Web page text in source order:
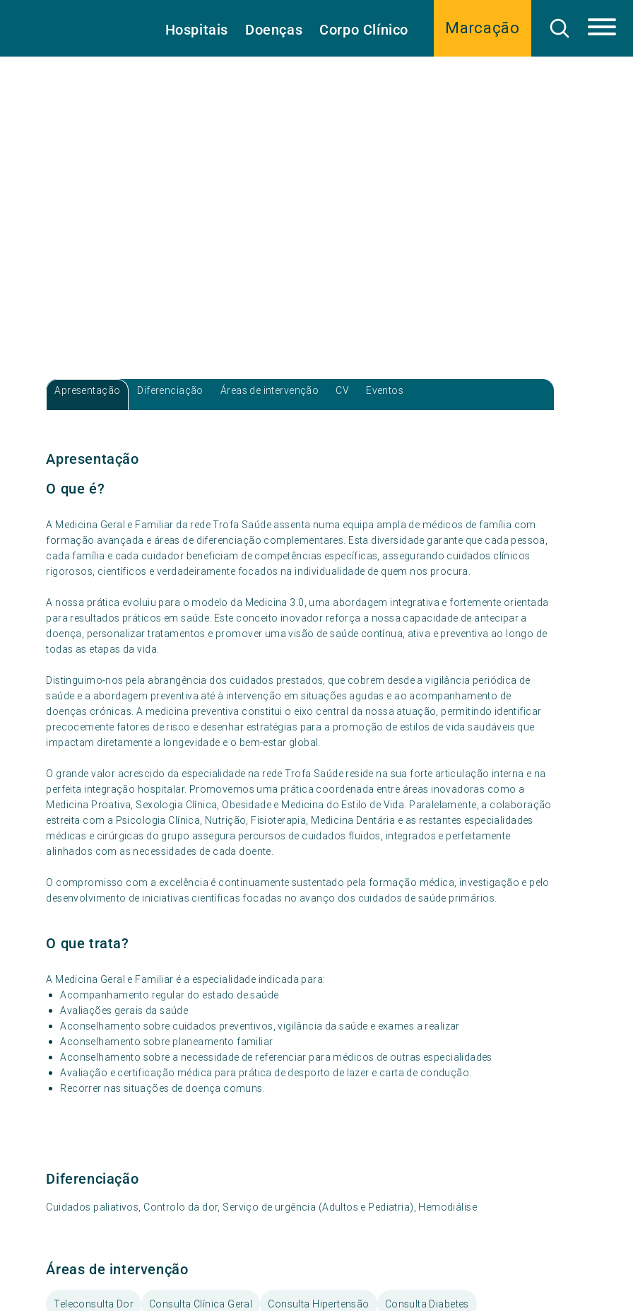
Marcação
Hospitais Doenças Corpo Clínico
Apresentação Diferenciação Áreas de intervenção CV Eventos
Apresentação
O que é?
A Medicina Geral e Familiar da rede Trofa Saúde assenta numa equipa ampla de médicos de família com
formação avançada e áreas de diferenciação complementares. Esta diversidade garante que cada pessoa,
cada família e cada cuidador beneficiam de competências específicas, assegurando cuidados clínicos
rigorosos, científicos e verdadeiramente focados na individualidade de quem nos procura.
A nossa prática evoluiu para o modelo da Medicina 3.0, uma abordagem integrativa e fortemente orientada
para resultados práticos em saúde. Este conceito inovador reforça a nossa capacidade de antecipar a
doença, personalizar tratamentos e promover uma visão de saúde contínua, ativa e preventiva ao longo de
todas as etapas da vida.
Distinguimo-nos pela abrangência dos cuidados prestados, que cobrem desde a vigilância periódica de
saúde e a abordagem preventiva até à intervenção em situações agudas e ao acompanhamento de
doenças crónicas. A medicina preventiva constitui o eixo central da nossa atuação, permitindo identificar
precocemente fatores de risco e desenhar estratégias para a promoção de estilos de vida saudáveis que
impactam diretamente a longevidade e o bem-estar global.
O grande valor acrescido da especialidade na rede Trofa Saúde reside na sua forte articulação interna e na
perfeita integração hospitalar. Promovemos uma prática coordenada entre áreas inovadoras como a
Medicina Proativa, Sexologia Clínica, Obesidade e Medicina do Estilo de Vida. Paralelamente, a colaboração
estreita com a Psicologia Clínica, Nutrição, Fisioterapia, Medicina Dentária e as restantes especialidades
médicas e cirúrgicas do grupo assegura percursos de cuidados fluidos, integrados e perfeitamente
alinhados com as necessidades de cada doente.
O compromisso com a excelência é continuamente sustentado pela formação médica, investigação e pelo
desenvolvimento de iniciativas científicas focadas no avanço dos cuidados de saúde primários.
O que trata?
A Medicina Geral e Familiar é a especialidade indicada para:
Acompanhamento regular do estado de saúde
Avaliações gerais da saúde
Aconselhamento sobre cuidados preventivos, vigilância da saúde e exames a realizar
Aconselhamento sobre planeamento familiar
Aconselhamento sobre a necessidade de referenciar para médicos de outras especialidades
Avaliação e certificação médica para prática de desporto de lazer e carta de condução.
Recorrer nas situações de doença comuns.
Diferenciação
Cuidados paliativos, Controlo da dor, Serviço de urgência (Adultos e Pediatria), Hemodiálise
Áreas de intervenção
Teleconsulta Dor Consulta Clínica Geral Consulta Hipertensão Consulta Diabetes